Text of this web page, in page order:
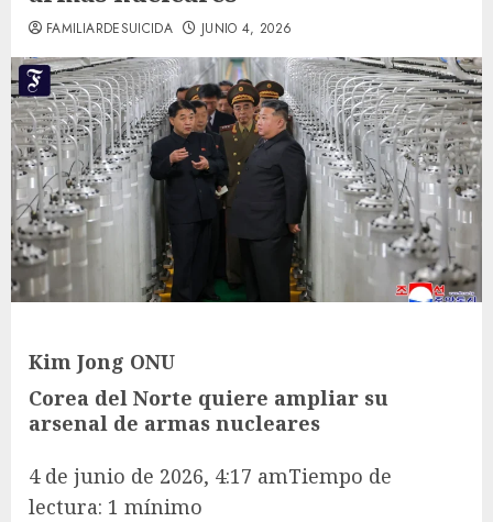
FAMILIARDESUICIDA JUNIO 4, 2026
Kim Jong ONU:
Corea del Norte quiere ampliar su
arsenal de armas nucleares
4 de junio de 2026, 4:17 amTiempo de
lectura: 1 mínimo